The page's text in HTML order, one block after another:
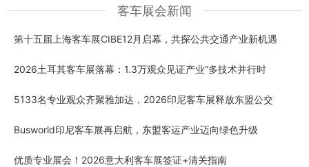
客车展会新闻
第十五届上海客车展CIBE12月启幕，共探公共交通产业新机遇
2026土耳其客车展落幕：1.3万观众见证产业“多技术并行时
5133名专业观众齐聚雅加达，2026印尼客车展释放东盟公交
Busworld印尼客车展再启航，东盟客运产业迈向绿色升级
优质专业展会！2026意大利客车展签证+清关指南